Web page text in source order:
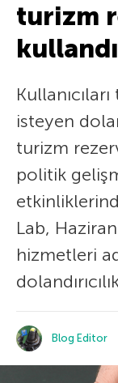
turizm
kullandı
isteyen
turizm
politik
Lab,
hizmetleri
Blog Editor